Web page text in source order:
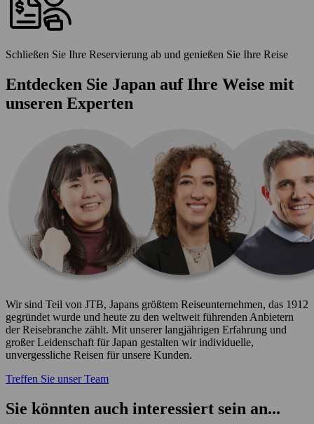
Schließen Sie Ihre Reservierung ab und genießen Sie Ihre Reise
Entdecken Sie Japan auf Ihre Weise mit
unseren Experten
Wir sind Teil von JTB, Japans größtem Reiseunternehmen, das 1912
gegründet wurde und heute zu den weltweit führenden Anbietern
der Reisebranche zählt. Mit unserer langjährigen Erfahrung und
großer Leidenschaft für Japan gestalten wir individuelle,
unvergessliche Reisen für unsere Kunden.
Treffen Sie unser Team
Sie könnten auch interessiert sein an...